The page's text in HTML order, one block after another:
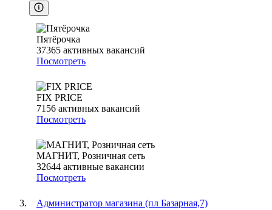
Пятёрочка
37365 активных вакансий
Посмотреть
FIX PRICE
7156 активных вакансий
Посмотреть
МАГНИТ, Розничная сеть
32644 активные вакансии
Посмотреть
Администратор магазина (пл Базарная,7)